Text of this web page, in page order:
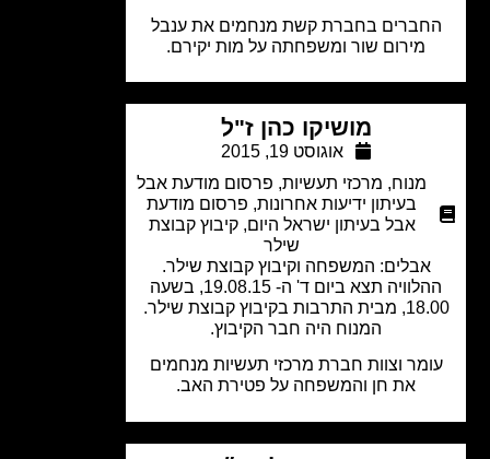
בחברת קשת מנחמים את ענבל
מירום שור ומשפחתה על מות יקירם.
מושיקו כהן ז"ל
אוגוסט 19, 2015
מרכזי תעשיות ,פרסום מודעת אבל
בעיתון ידיעות אחרונות,פרסום מודעת
אבל בעיתון ישראל היום,קיבוץ קבוצת
אבלים: המשפחה וקיבוץ קבוצת שילר.
ההלוויה תצא ביום ד' ה- 19.08.15, בשעה
המנוח היה חבר הקיבוץ.
וצוות חברת מרכזי תעשיות מנחמים
את חן והמשפחה על פטירת האב.